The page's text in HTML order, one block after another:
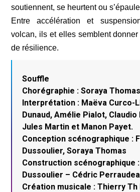
soutiennent, se heurtent ou
Entre accélération et
volcan, ils et elles semblent donner
de résilience.
Souffle
Chorégraphie : Soraya Thomas
Interprétation : Maëva Curco-
Dunaud, Amélie Pialot, Claudio
Jules Martin et Manon Payet.
Conception scénographique :
Dussoulier, Soraya Thomas
Construction scénographique
Dussoulier – Cédric
Création musicale : Thierry Th